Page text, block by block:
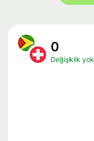
0
Değişiklik yok